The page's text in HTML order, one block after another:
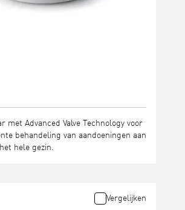
met Advanced Valve Technology voor
behandeling van aandoeningen aan
hele gezin.
Vergelijken